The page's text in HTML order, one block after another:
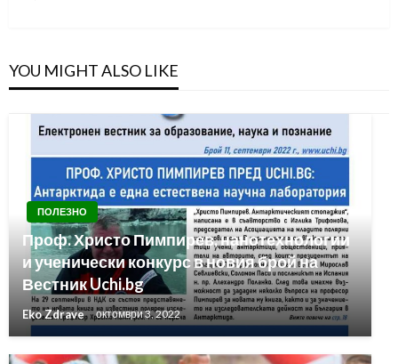
YOU MIGHT ALSO LIKE
ПОЛЕЗНО
Проф. Христо Пимпирев, нанотехнологии
и ученически конкурс в новия брой на
Вестник Uchi.bg
Eko Zdrave октомври 3, 2022